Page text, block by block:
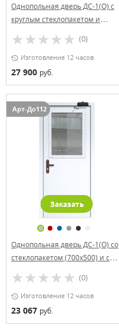
Однопольная дверь ДС-1(О) с
круглым стеклопакетом и
(0)
Изготовление 12 часов
27 900 руб.
Арт-До112
Заказать
Однопольная дверь ДС-1(О) со
стеклопакетом (700х500) и с
(0)
Изготовление 12 часов
23 067 руб.